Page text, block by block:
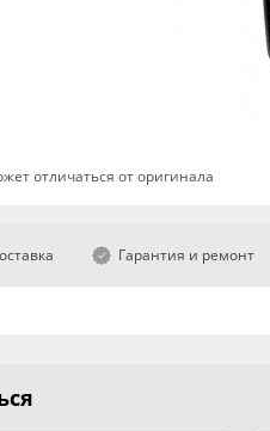
отличаться от оригинала
Гарантия и ремонт